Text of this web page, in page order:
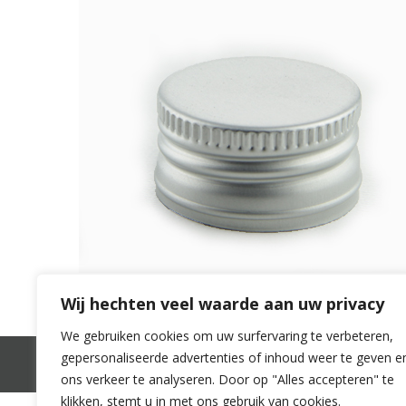
Wij hechten veel waarde aan uw privacy
We gebruiken cookies om uw surfervaring te verbeteren,
gepersonaliseerde advertenties of inhoud weer te geven
ons verkeer te analyseren. Door op "Alles accepteren" te
klikken, stemt u in met ons gebruik van cookies.
Mijn account Winkelwagen Betalen